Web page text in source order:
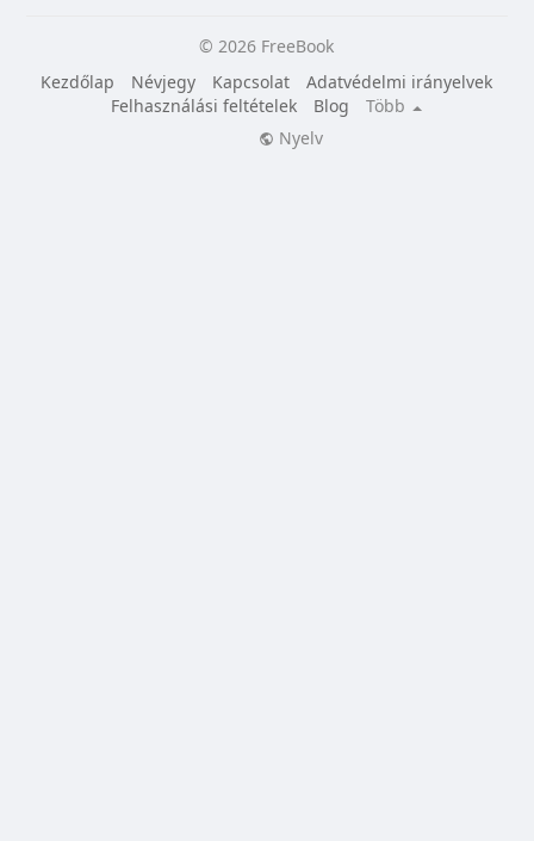
© 2026 FreeBook
Kezdőlap
Névjegy Kapcsolat
Adatvédelmi irányelvek
Felhasználási feltételek
Blog
Több
Nyelv